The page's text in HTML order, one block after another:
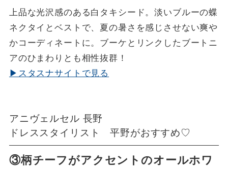
上品な光沢感のある白タキシード。淡いブルーの蝶
ネクタイとベストで、夏の暑さを感じさせない爽や
かコーディネートに。ブーケとリンクしたブートニ
アのひまわりとも相性抜群！
▶スタスナサイトで見る
アニヴェルセル 長野
ドレススタイリスト 平野がおすすめ♡
③柄チーフがアクセントのオールホワ